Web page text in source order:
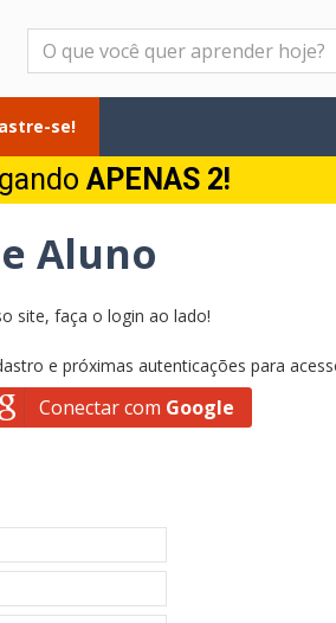
se!
APENAS 2!
Aluno
site, faça o login ao lado!
e próximas autenticações para
Conectar com Google